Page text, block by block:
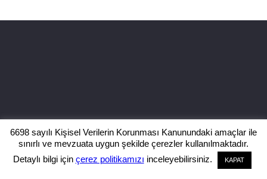
6698 sayılı Kişisel Verilerin Korunması Kanunundaki amaçlar ile
sınırlı ve mevzuata uygun şekilde çerezler kullanılmaktadır.
Detaylı bilgi için çerez politikamızı inceleyebilirsiniz. KAPAT